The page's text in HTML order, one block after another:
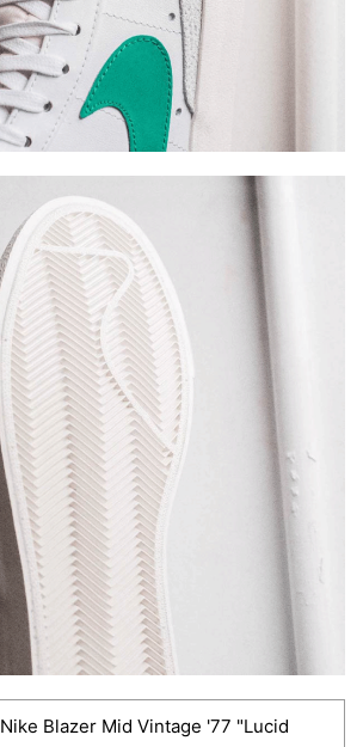
Nike Blazer Mid Vintage '77 "Lucid